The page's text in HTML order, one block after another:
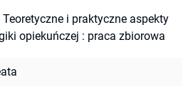
Teoretyczne i praktyczne aspekty
opiekuńczej : praca zbiorowa